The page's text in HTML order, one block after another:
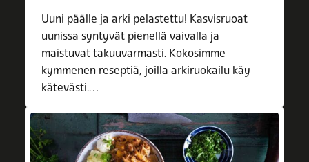
Uuni päälle ja arki pelastettu! Kasvisruoat
uunissa syntyvät pienellä vaivalla ja
maistuvat takuuvarmasti. Kokosimme
kymmenen reseptiä, joilla arkiruokailu käy
kätevästi.…